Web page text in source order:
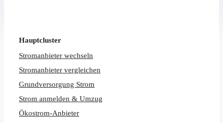
Hauptcluster
Stromanbieter wechseln
Stromanbieter vergleichen
Grundversorgung Strom
Strom anmelden & Umzug
Ökostrom-Anbieter